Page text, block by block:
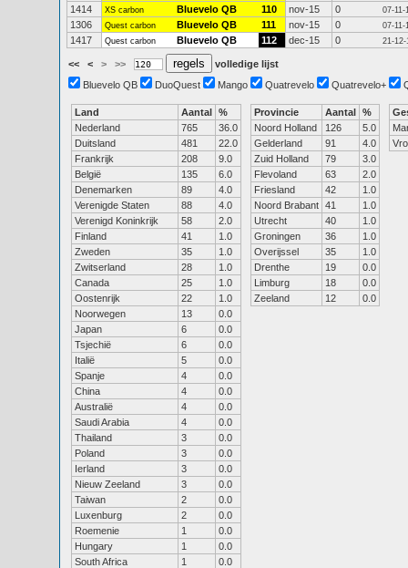
1414 XS carbon Bluevelo QB 110 nov-15 0 07-11-
1306 Quest carbon Bluevelo QB 111 nov-15 0 07-11-
1417 Quest carbon Bluevelo QB 112 dec-15 0 21-12-
<< < > >>
volledige lijst
Bluevelo QB
DuoQuest Mango Quatrevelo Quatrevelo+
Land Aantal %
Nederland
765
36.0
Duitsland
481
22.0
Frankrijk
208
9.0
België
135
6.0
Denemarken
89
4.0
Verenigde Staten
88
4.0
Verenigd Koninkrijk
58
2.0
Finland
41
1.0
Zweden
35
1.0
Zwitserland
28
1.0
Canada
25
1.0
Oostenrijk
22
1.0
Noorwegen
13
0.0
Japan
6
0.0
Tsjechië
6
0.0
Italië
5
0.0
Spanje
4
0.0
China
4
0.0
Australië
4
0.0
Saudi Arabia
4
0.0
Thailand
3
0.0
Poland
3
0.0
Ierland
3
0.0
Nieuw Zeeland
3
0.0
Taiwan
2
0.0
Luxenburg
2
0.0
Roemenie
1
0.0
Hungary
1
0.0
South Africa
1
0.0
Provincie Aantal %
Noord Holland
126
5.0
Gelderland
91
4.0
Zuid Holland
79
3.0
Flevoland
63
2.0
Friesland
42
1.0
Noord Brabant 41
1.0
Utrecht
40
1.0
Groningen
36
1.0
Overijssel
35
1.0
Drenthe
19
0.0
Limburg
18
0.0
Zeeland
12 0.0